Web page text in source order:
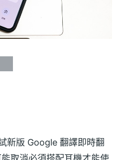
新版 Google 翻譯即時翻